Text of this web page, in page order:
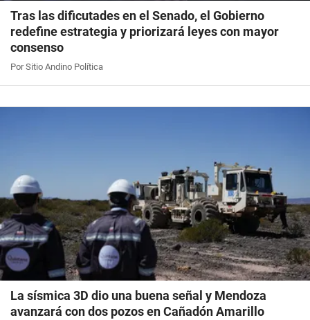
Tras las dificutades en el Senado, el Gobierno
redefine estrategia y priorizará leyes con mayor
consenso
Por Sitio Andino Política
La sísmica 3D dio una buena señal y Mendoza
avanzará con dos pozos en Cañadón Amarillo